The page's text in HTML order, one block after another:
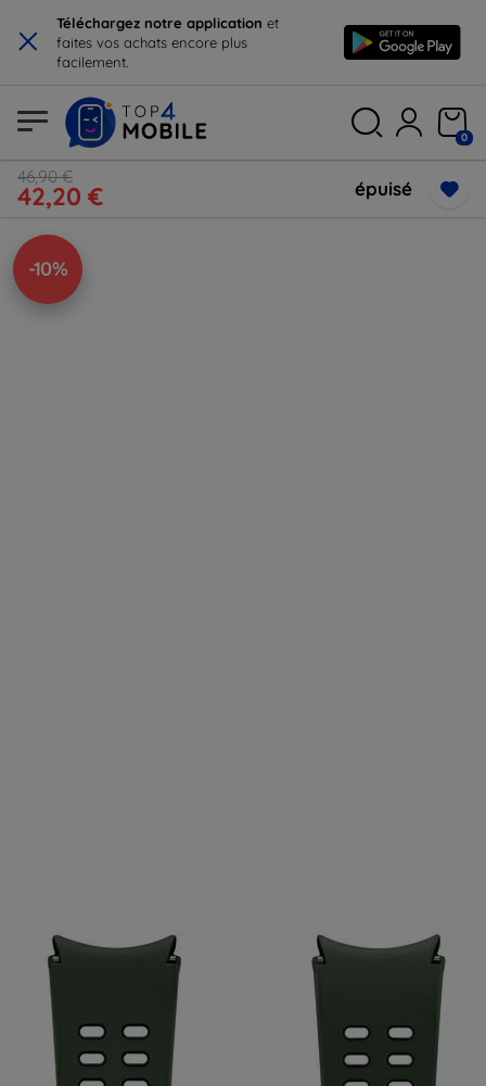
× Téléchargez notre application et
faites vos achats encore plus
facilement.
0
46,90 €
42,20 € épuisé
-10%